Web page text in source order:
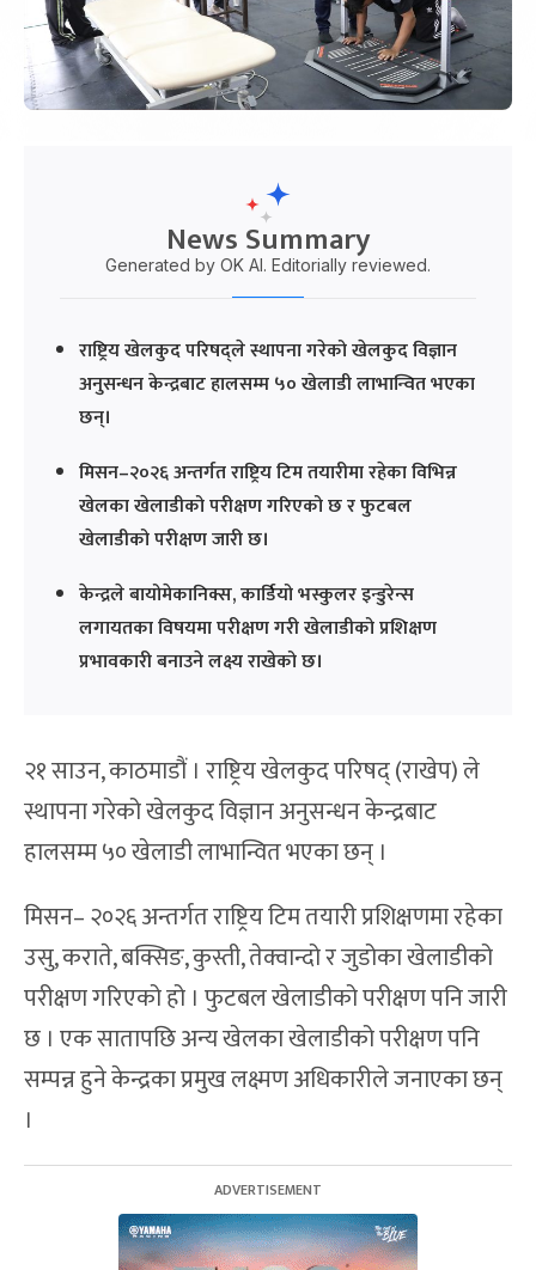
News Summary
Generated by OK AI. Editorially reviewed.
राष्ट्रिय खेलकुद परिषद्ले स्थापना गरेको खेलकुद विज्ञान
अनुसन्धन केन्द्रबाट हालसम्म ५० खेलाडी लाभान्वित भएका
छन्।
मिसन–२०२६ अन्तर्गत राष्ट्रिय टिम तयारीमा रहेका विभिन्न
खेलका खेलाडीको परीक्षण गरिएको छ र फुटबल
खेलाडीको परीक्षण जारी छ।
केन्द्रले बायोमेकानिक्स, कार्डियो भस्कुलर इन्डुरेन्स
लगायतका विषयमा परीक्षण गरी खेलाडीको प्रशिक्षण
प्रभावकारी बनाउने लक्ष्य राखेको छ।
२१ साउन, काठमाडौं । राष्ट्रिय खेलकुद परिषद् (राखेप) ले
स्थापना गरेको खेलकुद विज्ञान अनुसन्धन केन्द्रबाट
हालसम्म ५० खेलाडी लाभान्वित भएका छन् ।
मिसन– २०२६ अन्तर्गत राष्ट्रिय टिम तयारी प्रशिक्षणमा रहेका
उसु, कराते, बक्सिङ, कुस्ती, तेक्वान्दो र जुडोका खेलाडीको
परीक्षण गरिएको हो । फुटबल खेलाडीको परीक्षण पनि जारी
छ । एक सातापछि अन्य खेलका खेलाडीको परीक्षण पनि
सम्पन्न हुने केन्द्रका प्रमुख लक्ष्मण अधिकारीले जनाएका छन्
।